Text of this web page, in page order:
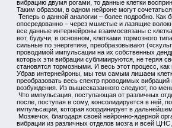
вибрацию двумя рогами, то данные клетки
Таким образом, в одном нейроне могут
Теперь о данной аналогии – более подробно.
опосредованно – через мшистые и лазящие
все данные интернейроны взаимосвязаны с
вот, будучи, в основном, клетками тормозного
сильные по энергетике, преобразовывают
проводимой импульсации на их собственных
которых эти вибрации сублимируются, не теряя
становятся тормозными. И весь этот процесс,
Убрав интернейроны, мы тем самым лишаем
преобразовать весь спектр проводимых
возбуждения. Из вышесказанного следуют, по
Что импульсация, поступающая от различных
после, поступая в сому, консолидируется в ней,
импульсации, которая координирует в
Мозжечок, благодаря своей нейронно-ядерной
вибрации из различных отделов мозга и всей